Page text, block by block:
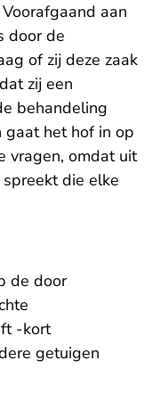
aan
door de
of zij deze zaak
zij een
behandeling
het hof in op
vragen, omdat uit
die elke
de door
-kort
getuigen